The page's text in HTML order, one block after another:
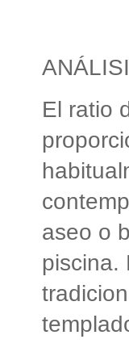
El ratio
aseo o
piscina.